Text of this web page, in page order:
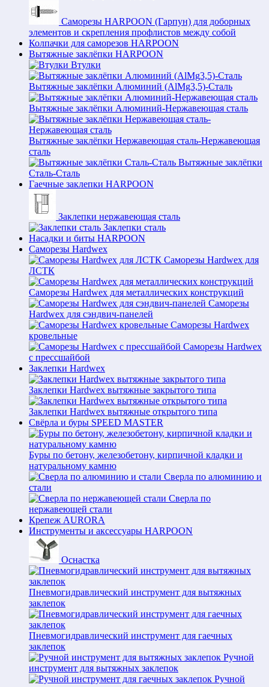
Саморезы HARPOON (Гарпун) для доборных
элементов и скрепления профлистов между собой
Колпачки для саморезов HARPOON
Вытяжные заклёпки HARPOON
Втулки
Вытяжные заклёпки Алюминий (AlMg3,5)-Сталь
Вытяжные заклёпки Алюминий-Нержавеющая сталь
Вытяжные заклёпки Нержавеющая сталь-Нержавеющая
сталь
Вытяжные заклёпки
Сталь-Сталь
Гаечные заклепки HARPOON
Заклепки нержавеющая сталь
Заклепки сталь
Насадки и биты HARPOON
Саморезы Hardwex
Саморезы Hardwex для
ЛСТК
Саморезы Hardwex для металлических конструкций
Саморезы
Hardwex для сэндвич-панелей
Саморезы Hardwex
кровельные
Саморезы Hardwex
с прессшайбой
Заклепки Hardwex
Заклепки Hardwex вытяжные закрытого типа
Заклепки Hardwex вытяжные открытого типа
Свёрла и буры SPEED MASTER
Буры по бетону, железобетону, кирпичной кладки и
натуральному камню
Сверла по алюминию и
стали
Сверла по
нержавеющей стали
Крепеж AURORA
Инструменты и аксессуары HARPOON
Оснастка
Пневмогидравлический инструмент для вытяжных
заклепок
Пневмогидравлический инструмент для гаечных
заклепок
Ручной
инструмент для вытяжных заклепок
Ручной